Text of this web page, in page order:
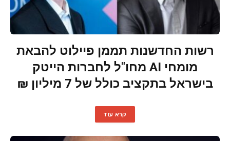
רשות החדשנות תממן פיילוט להבאת
מומחי AI מחו"ל לחברות הייטק
בישראל בתקציב כולל של 7 מיליון ₪
קרא עוד